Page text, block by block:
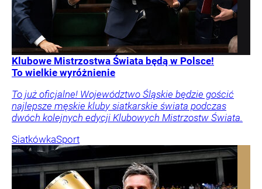
Klubowe Mistrzostwa Świata będą w Polsce!
To wielkie wyróżnienie
To już oficjalne! Województwo Śląskie będzie gościć
najlepsze męskie kluby siatkarskie świata podczas
dwóch kolejnych edycji Klubowych Mistrzostw Świata.
SiatkówkaSport